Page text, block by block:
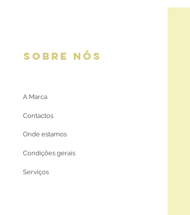
SOBRE NÓS
A Marca
Contactos
Onde estamos
Condições gerais
Serviços